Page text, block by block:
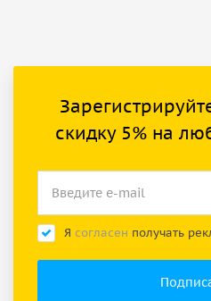
скидку 5% на
Я согласен получать